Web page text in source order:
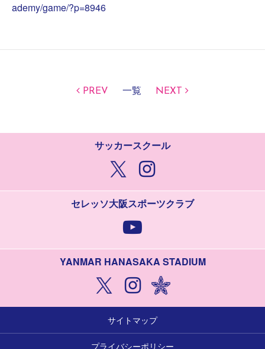
ademy/game/?p=8946
PREV 一覧 NEXT
サッカースクール
セレッソ大阪スポーツクラブ
YANMAR HANASAKA STADIUM
サイトマップ
プライバシーポリシー